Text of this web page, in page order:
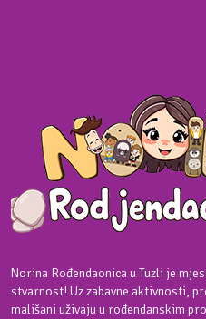
Norina Rođendaonica u Tuzli je
stvarnost! Uz zabavne aktivnosti,
mališani uživaju u rođendanskim